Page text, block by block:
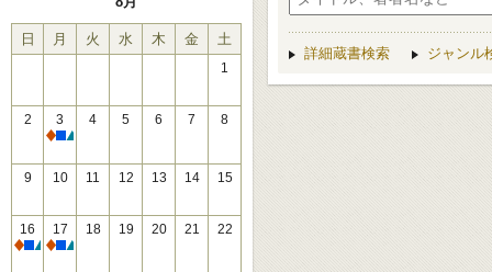
日 月 火 水 木 金 土
1
2
3
休館
4 5 6 7 8
9 10 11 12 13 14 15
16
休館
17
休館
18 19 20 21 22
詳細蔵書検索 ジャンル